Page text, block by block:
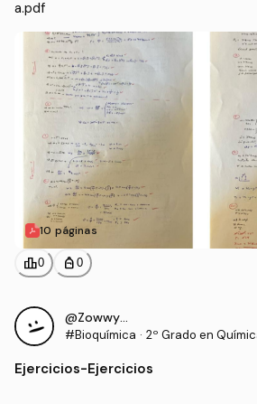
a.pdf
10 páginas
leaderboard0 personal_bag 0
@ZowwyMowwy
#Bioquímica · 2º Grado en
Ejercicios-Ejercicios